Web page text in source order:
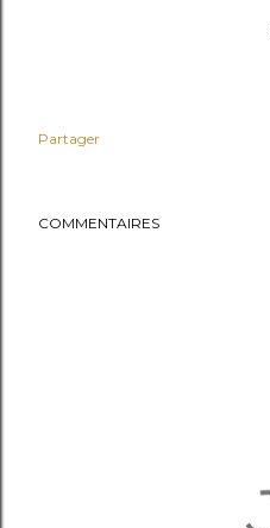
Partager
COMMENTAIRES